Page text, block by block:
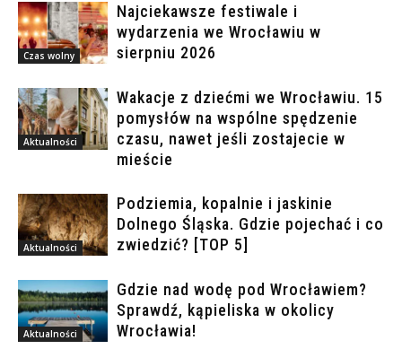
Czas wolny
Najciekawsze festiwale i
wydarzenia we Wrocławiu w
sierpniu 2026
Aktualności
Wakacje z dziećmi we Wrocławiu. 15
pomysłów na wspólne spędzenie
czasu, nawet jeśli zostajecie w
mieście
Aktualności
Podziemia, kopalnie i jaskinie
Dolnego Śląska. Gdzie pojechać i co
zwiedzić? [TOP 5]
Aktualności
Gdzie nad wodę pod Wrocławiem?
Sprawdź, kąpieliska w okolicy
Wrocławia!